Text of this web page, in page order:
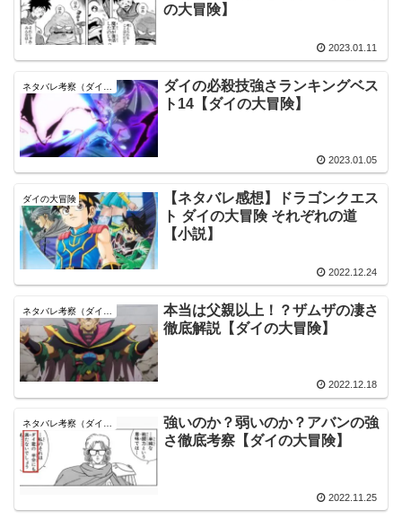
の大冒険】
2023.01.11
ダイの必殺技強さランキングベス
ト14【ダイの大冒険】
2023.01.05
ダイの大冒険
【ネタバレ感想】ドラゴンクエス
ト ダイの大冒険 それぞれの道
【小説】
2022.12.24
本当は父親以上！？ザムザの凄さ
徹底解説【ダイの大冒険】
2022.12.18
ネタバレ考察（ダイの大冒険）
強いのか？弱いのか？アバンの強
さ徹底考察【ダイの大冒険】
2022.11.25